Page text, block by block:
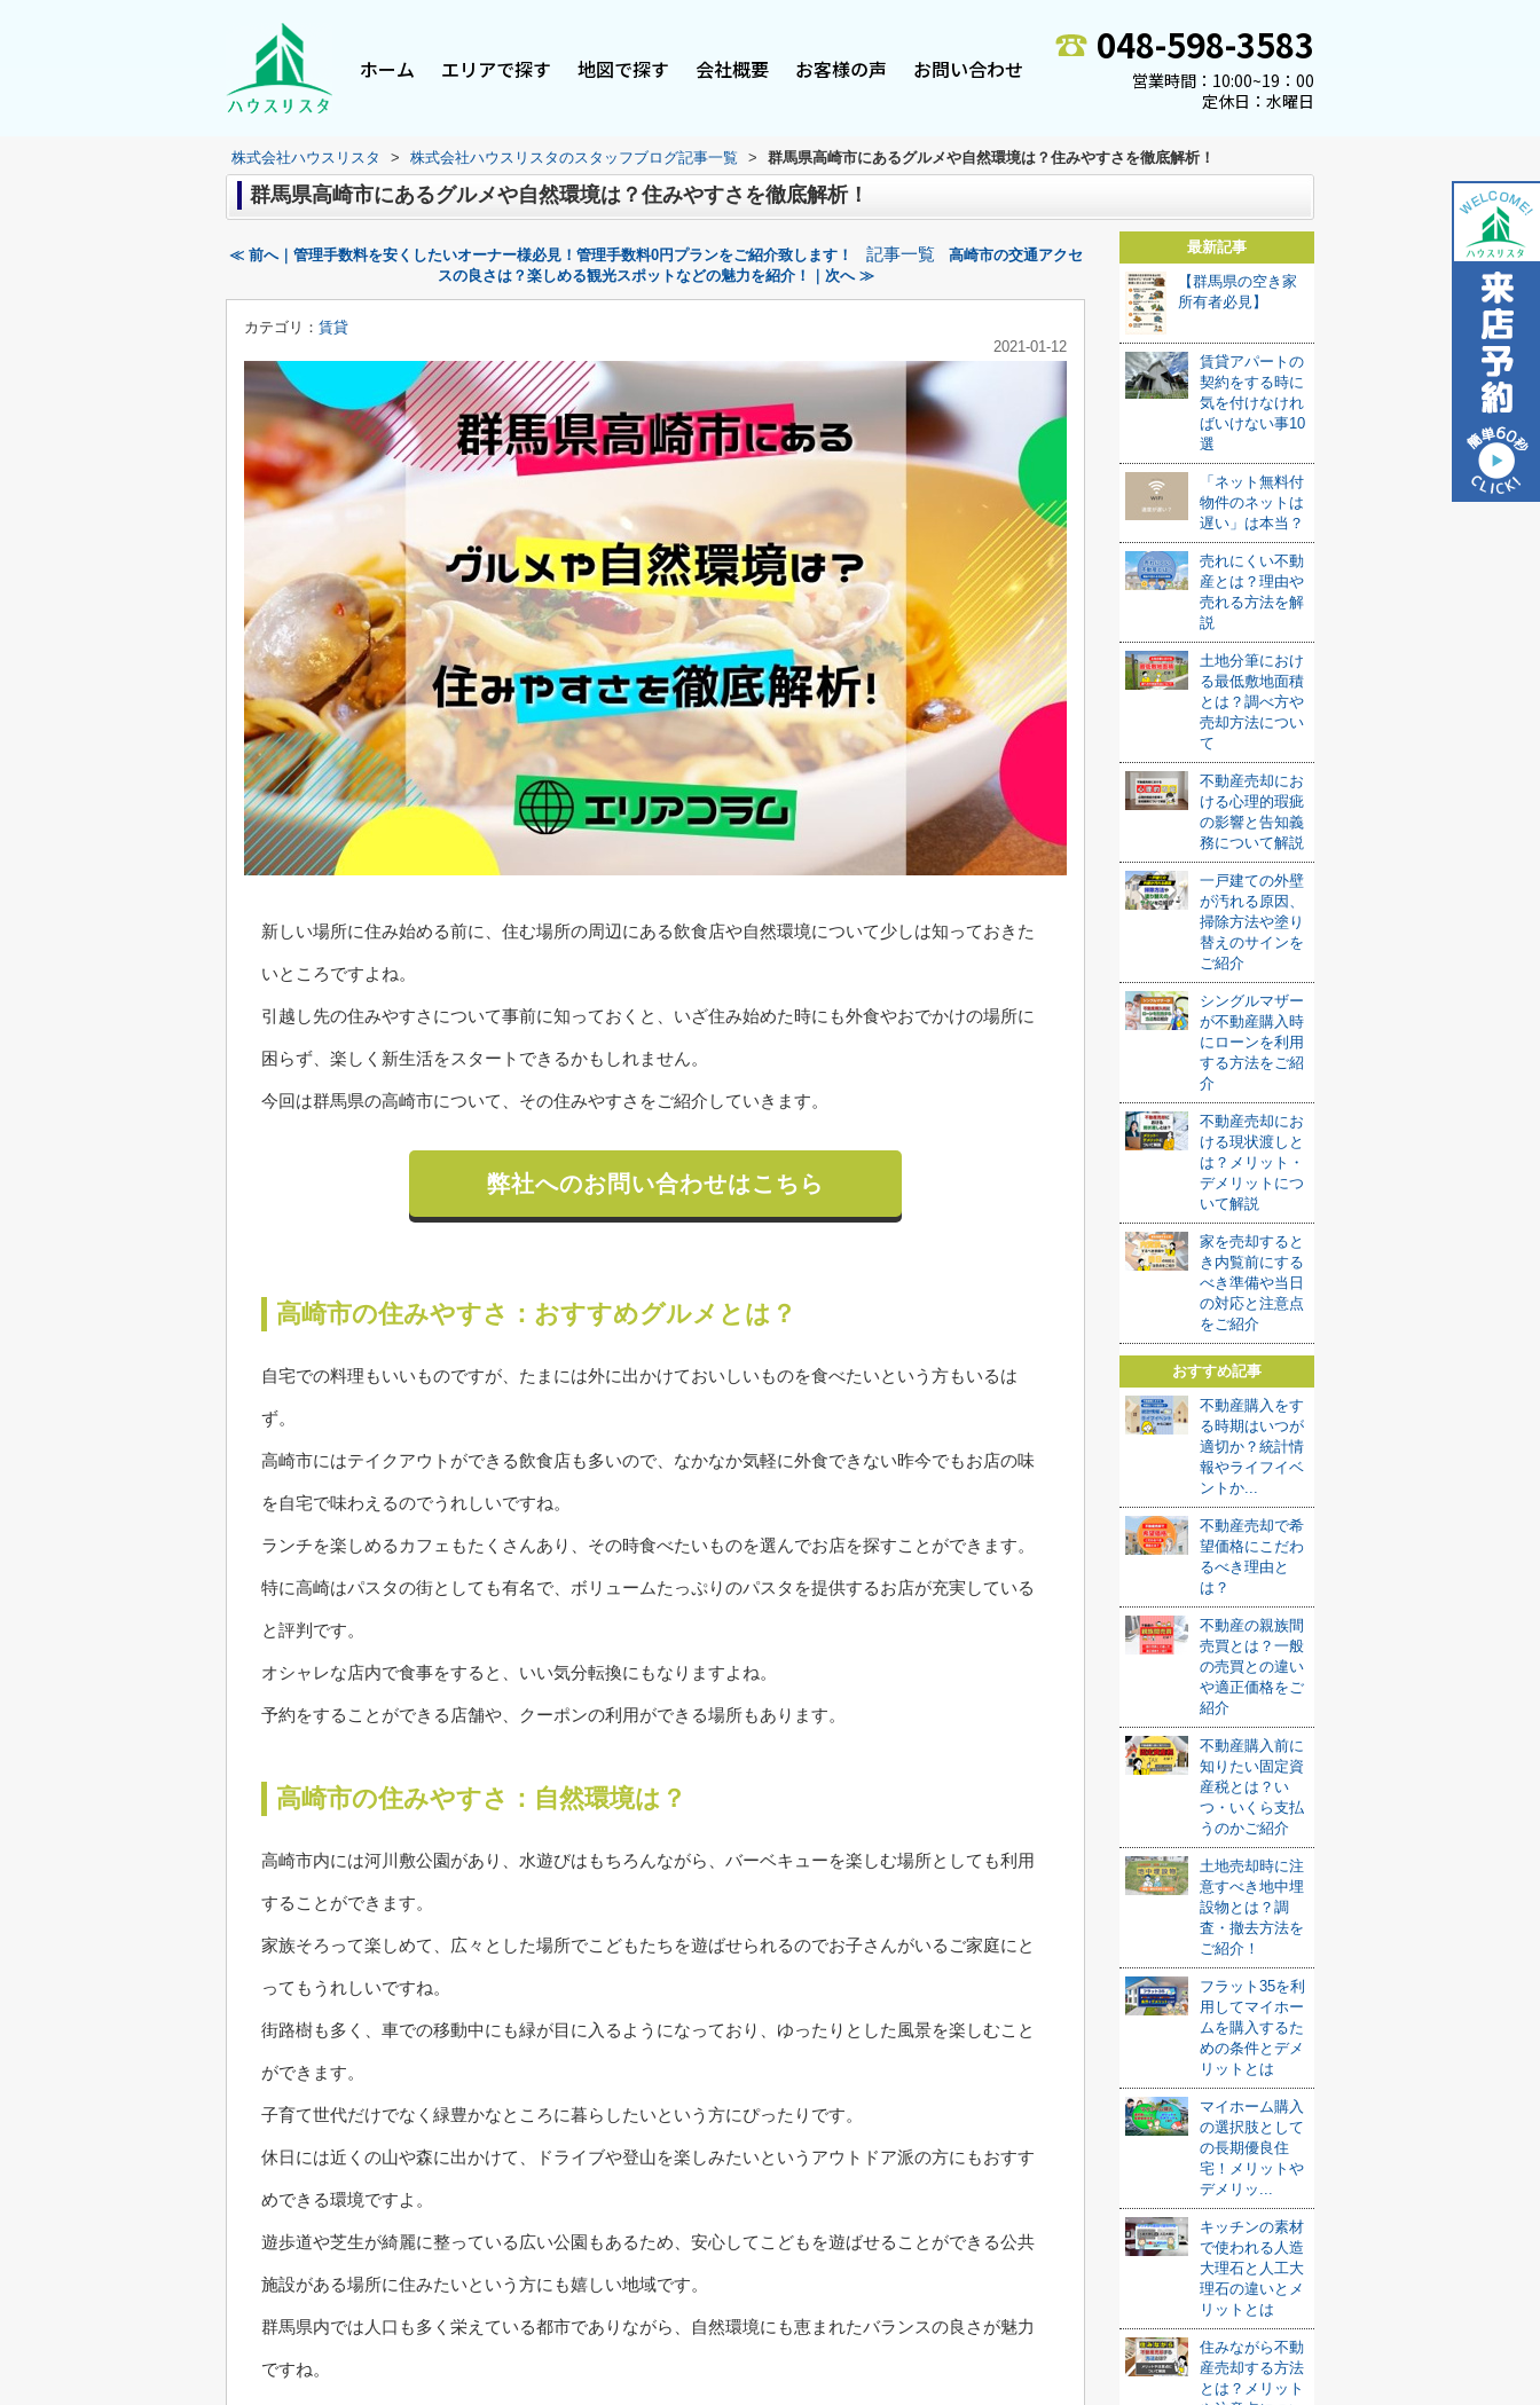
ホーム エリアで探す 地図で探す 会社概要 お客様の声 お問い合わせ
048-598-3583
営業時間：10:00~19：00
定休日：水曜日
株式会社ハウスリスタ > 株式会社ハウスリスタのスタッフブログ記事一覧 > 群馬県高崎市にあるグルメや自然環境は？住みやすさを徹底解析！
群馬県高崎市にあるグルメや自然環境は？住みやすさを徹底解析！
≪ 前へ｜管理手数料を安くしたいオーナー様必見！管理手数料0円プランをご紹介致します！ 記事一覧
高崎市の交通アクセ
スの良さは？楽しめる観光スポットなどの魅力を紹介！｜次へ ≫
カテゴリ： 賃貸
2021-01-12
新しい場所に住み始める前に、住む場所の周辺にある飲食店や自然環境について少しは知っておきた
いところですよね。
引越し先の住みやすさについて事前に知っておくと、いざ住み始めた時にも外食やおでかけの場所に
困らず、楽しく新生活をスタートできるかもしれません。
今回は群馬県の高崎市について、その住みやすさをご紹介していきます。
弊社へのお問い合わせはこちら
高崎市の住みやすさ：おすすめグルメとは？
自宅での料理もいいものですが、たまには外に出かけておいしいものを食べたいという方もいるは
ず。
高崎市にはテイクアウトができる飲食店も多いので、なかなか気軽に外食できない昨今でもお店の味
を自宅で味わえるのでうれしいですね。
ランチを楽しめるカフェもたくさんあり、その時食べたいものを選んでお店を探すことができます。
特に高崎はパスタの街としても有名で、ボリュームたっぷりのパスタを提供するお店が充実している
と評判です。
オシャレな店内で食事をすると、いい気分転換にもなりますよね。
予約をすることができる店舗や、クーポンの利用ができる場所もあります。
高崎市の住みやすさ：自然環境は？
高崎市内には河川敷公園があり、水遊びはもちろんながら、バーベキューを楽しむ場所としても利用
することができます。
家族そろって楽しめて、広々とした場所でこどもたちを遊ばせられるのでお子さんがいるご家庭にと
ってもうれしいですね。
街路樹も多く、車での移動中にも緑が目に入るようになっており、ゆったりとした風景を楽しむこと
ができます。
子育て世代だけでなく緑豊かなところに暮らしたいという方にぴったりです。
休日には近くの山や森に出かけて、ドライブや登山を楽しみたいというアウトドア派の方にもおすす
めできる環境ですよ。
遊歩道や芝生が綺麗に整っている広い公園もあるため、安心してこどもを遊ばせることができる公共
施設がある場所に住みたいという方にも嬉しい地域です。
群馬県内では人口も多く栄えている都市でありながら、自然環境にも恵まれたバランスの良さが魅力
ですね。
最新記事
【群馬県の空き家
所有者必見】
賃貸アパートの
契約をする時に
気を付けなけれ
ばいけない事10
選
「ネット無料付
物件のネットは
遅い」は本当？
売れにくい不動
産とは？理由や
売れる方法を解
説
土地分筆におけ
る最低敷地面積
とは？調べ方や
売却方法につい
て
不動産売却にお
ける心理的瑕疵
の影響と告知義
務について解説
一戸建ての外壁
が汚れる原因、
掃除方法や塗り
替えのサインを
ご紹介
シングルマザー
が不動産購入時
にローンを利用
する方法をご紹
介
不動産売却にお
ける現状渡しと
は？メリット・
デメリットにつ
いて解説
家を売却すると
き内覧前にする
べき準備や当日
の対応と注意点
をご紹介
おすすめ記事
不動産購入をす
る時期はいつが
適切か？統計情
報やライフイベ
ントか...
不動産売却で希
望価格にこだわ
るべき理由と
は？
不動産の親族間
売買とは？一般
の売買との違い
や適正価格をご
紹介
不動産購入前に
知りたい固定資
産税とは？い
つ・いくら支払
うのかご紹介
土地売却時に注
意すべき地中埋
設物とは？調
査・撤去方法を
ご紹介！
フラット35を利
用してマイホー
ムを購入するた
めの条件とデメ
リットとは
マイホーム購入
の選択肢として
の長期優良住
宅！メリットや
デメリッ...
キッチンの素材
で使われる人造
大理石と人工大
理石の違いとメ
リットとは
住みながら不動
産売却する方法
とは？メリット